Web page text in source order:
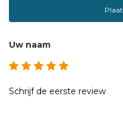
Uw naam
Schrijf de eerste review